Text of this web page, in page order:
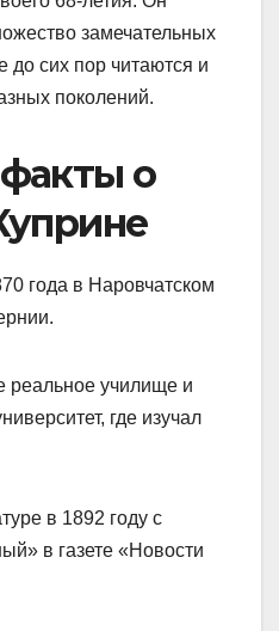
замечательных
до сих пор читаются и
поколений.
о
года в Наровчатском
реальное училище и
где изучал
в 1892 году с
в газете «Новости